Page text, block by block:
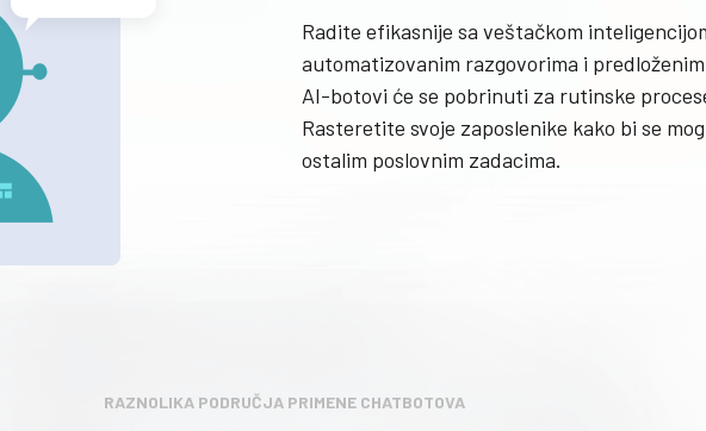
Radite efikasnije sa veštačkom
automatizovanim razgovorima i
AI-botovi će se pobrinuti za rutinske
Rasteretite svoje zaposlenike kako bi se
ostalim poslovnim zadacima.
RAZNOLIKA PODRUČJA PRIMENE CHATBOTOVA